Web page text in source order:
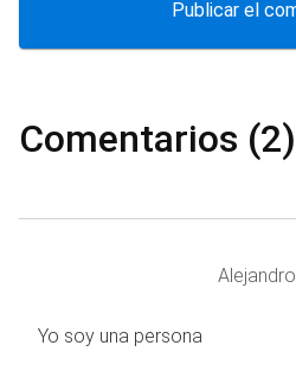
Comentarios (2)
Alejandro
Yo soy una persona